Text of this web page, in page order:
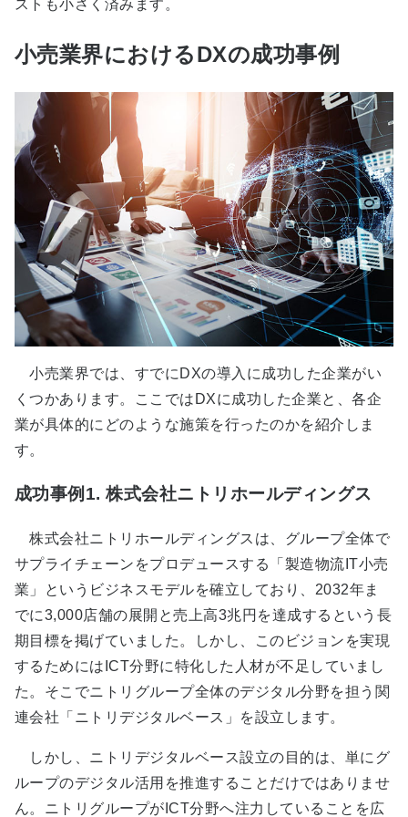
ストも小さく済みます。
小売業界におけるDXの成功事例
小売業界では、すでにDXの導入に成功した企業がい
くつかあります。ここではDXに成功した企業と、各企
業が具体的にどのような施策を行ったのかを紹介しま
す。
成功事例1. 株式会社ニトリホールディングス
株式会社ニトリホールディングスは、グループ全体で
サプライチェーンをプロデュースする「製造物流IT小売
業」というビジネスモデルを確立しており、2032年ま
でに3,000店舗の展開と売上高3兆円を達成するという長
期目標を掲げていました。しかし、このビジョンを実現
するためにはICT分野に特化した人材が不足していまし
た。そこでニトリグループ全体のデジタル分野を担う関
連会社「ニトリデジタルベース」を設立します。
しかし、ニトリデジタルベース設立の目的は、単にグ
ループのデジタル活用を推進することだけではありませ
ん。ニトリグループがICT分野へ注力していることを広